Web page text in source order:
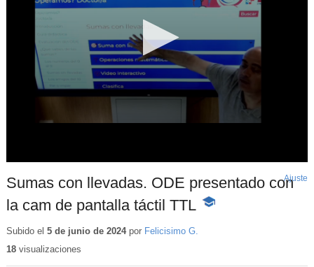
Sumas con llevadas. ODE presentado con
la cam de pantalla táctil TTL -
Ajuste
Subido el 5 de junio de 2024por Felicisimo G.
18visualizaciones